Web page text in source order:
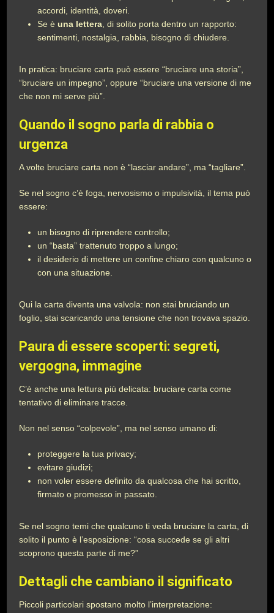
accordi, identità, doveri.
Se è una lettera , di solito porta dentro un rapporto:
sentimenti, nostalgia, rabbia, bisogno di chiudere.
In pratica: bruciare carta può essere “bruciare una storia”,
“bruciare un impegno”, oppure “bruciare una versione di me
che non mi serve più”.
Quando il sogno parla di rabbia o
urgenza
A volte bruciare carta non è “lasciar andare”, ma “tagliare”.
Se nel sogno c’è foga, nervosismo o impulsività, il tema può
essere:
un bisogno di riprendere controllo;
un “basta” trattenuto troppo a lungo;
il desiderio di mettere un confine chiaro con qualcuno o
con una situazione.
Qui la carta diventa una valvola: non stai bruciando un
foglio, stai scaricando una tensione che non trovava spazio.
Paura di essere scoperti: segreti,
vergogna, immagine
C’è anche una lettura più delicata: bruciare carta come
tentativo di eliminare tracce.
Non nel senso “colpevole”, ma nel senso umano di:
proteggere la tua privacy;
evitare giudizi;
non voler essere definito da qualcosa che hai scritto,
firmato o promesso in passato.
Se nel sogno temi che qualcuno ti veda bruciare la carta, di
solito il punto è l’esposizione: “cosa succede se gli altri
scoprono questa parte di me?”
Dettagli che cambiano il significato
Piccoli particolari spostano molto l’interpretazione: